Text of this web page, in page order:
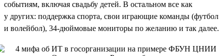
событиям, включая свадьбу детей. В остальном все как
у других: поддержка спорта, свои играющие команды (футбол
и волейбол), 34‑дюймовые мониторы по желанию и так далее.